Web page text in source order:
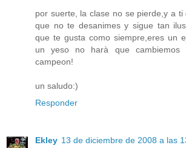
por suerte, la clase no se pierde,y a ti
que no te desanimes y sigue tan
que te gusta como siempre,eres un
un yeso no harà que cambiemos
campeon!
un saludo:)
Responder
Ekley 13 de diciembre de 2008 a las